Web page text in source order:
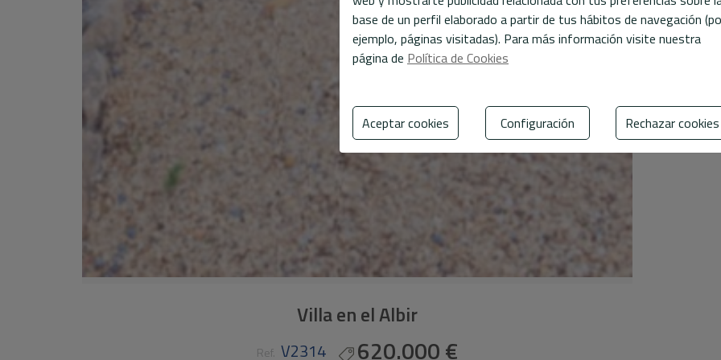
Villa en el Albir
Ref. V2314 620.000 €
base de un perfil elaborado a partir de tus hábitos de navegación
ejemplo, páginas visitadas). Para más información visite nuestra
página de Política de Cookies
Aceptar cookies Configuración Rechazar cookies